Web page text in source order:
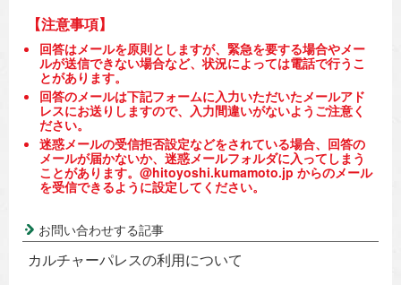
【注意事項】
回答はメールを原則としますが、緊急を要する場合やメー
ルが送信できない場合など、状況によっては電話で行うこ
とがあります。
回答のメールは下記フォームに入力いただいたメールアド
レスにお送りしますので、入力間違いがないようご注意く
ださい。
迷惑メールの受信拒否設定などをされている場合、回答の
メールが届かないか、迷惑メールフォルダに入ってしまう
ことがあります。@hitoyoshi.kumamoto.jp からのメール
を受信できるように設定してください。
お問い合わせする記事
カルチャーパレスの利用について